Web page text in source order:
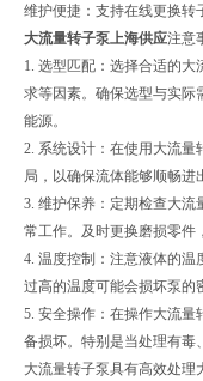
维护便捷：支持在线更换转
大流量转子泵上海供应注意
1. 选型匹配：选择合适的
求等因素。确保选型与实际
能源。
2. 系统设计：在使用大流
局，以确保流体能够顺畅进
3. 维护保养：定期检查大流
常工作。及时更换磨损零件
4. 温度控制：注意液体的温
过高的温度可能会损坏泵的
5. 安全操作：在操作大流
备损坏。特别是当处理有毒
大流量转子泵具有高效处理